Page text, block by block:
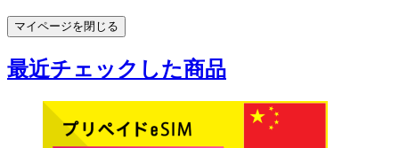
マイページを閉じる
最近チェックした商品